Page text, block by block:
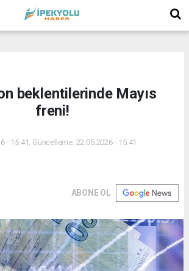
beklentilerinde Mayıs
freni!
- 15:41, Güncelleme: 22.05.2026 - 15:41
ABONE OL